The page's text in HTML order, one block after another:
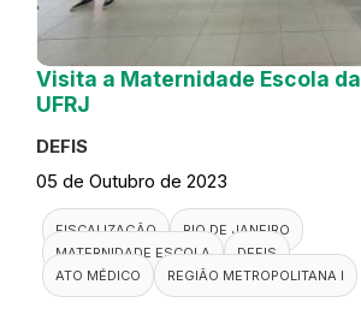
Visita a Maternidade Escola da
UFRJ
DEFIS
05 de Outubro de 2023
FISCALIZAÇÃO
RIO DE JANEIRO
MATERNIDADE ESCOLA
DEFIS
ATO MÉDICO
REGIÃO METROPOLITANA I